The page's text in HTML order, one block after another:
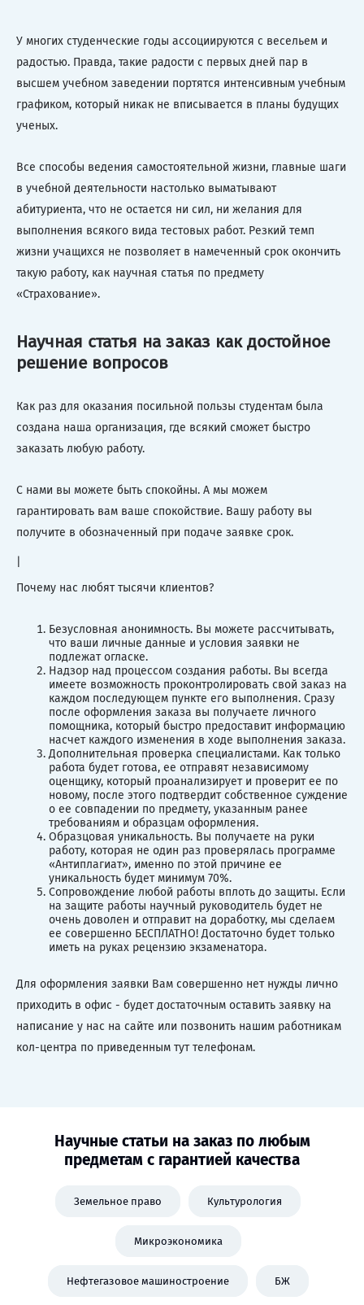
У многих студенческие годы ассоциируются с весельем и
радостью. Правда, такие радости с первых дней пар в
высшем учебном заведении портятся интенсивным учебным
графиком, который никак не вписывается в планы будущих
ученых.
Все способы ведения самостоятельной жизни, главные шаги
в учебной деятельности настолько выматывают
абитуриента, что не остается ни сил, ни желания для
выполнения всякого вида тестовых работ. Резкий темп
жизни учащихся не позволяет в намеченный срок окончить
такую работу, как научная статья по предмету
«Страхование».
Научная статья на заказ как достойное
решение вопросов
Как раз для оказания посильной пользы студентам была
создана наша организация, где всякий сможет быстро
заказать любую работу.
С нами вы можете быть спокойны. А мы можем
гарантировать вам ваше спокойствие. Вашу работу вы
получите в обозначенный при подаче заявке срок.
Почему нас любят тысячи клиентов?
Безусловная анонимность. Вы можете рассчитывать,
что ваши личные данные и условия заявки не
подлежат огласке.
Надзор над процессом создания работы. Вы всегда
имеете возможность проконтролировать свой заказ на
каждом последующем пункте его выполнения. Сразу
после оформления заказа вы получаете личного
помощника, который быстро предоставит информацию
насчет каждого изменения в ходе выполнения заказа.
Дополнительная проверка специалистами. Как только
работа будет готова, ее отправят независимому
оценщику, который проанализирует и проверит ее по
новому, после этого подтвердит собственное суждение
о ее совпадении по предмету, указанным ранее
требованиям и образцам оформления.
Образцовая уникальность. Вы получаете на руки
работу, которая не один раз проверялась программе
«Антиплагиат», именно по этой причине ее
уникальность будет минимум 70%.
Сопровождение любой работы вплоть до защиты. Если
на защите работы научный руководитель будет не
очень доволен и отправит на доработку, мы сделаем
ее совершенно БЕСПЛАТНО! Достаточно будет только
иметь на руках рецензию экзаменатора.
Для оформления заявки Вам совершенно нет нужды лично
приходить в офис - будет достаточным оставить заявку на
написание у нас на сайте или позвонить нашим работникам
кол-центра по приведенным тут телефонам.
Научные статьи на заказ по любым
предметам с гарантией качества
Земельное право Культурология
Микроэкономика
Нефтегазовое машиностроение БЖ